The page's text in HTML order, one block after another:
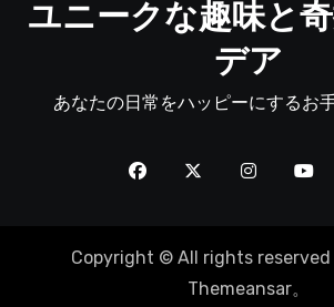
ユニークな趣味と
デア
あなたの日常をハッピーにするお
Copyright © All rights reserved
Themeansar。